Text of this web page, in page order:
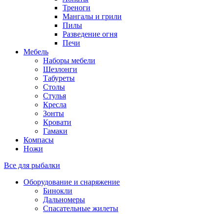
Треноги
Мангалы и грили
Пилы
Разведение огня
Печи
Мебель
Наборы мебели
Шезлонги
Табуреты
Столы
Стулья
Кресла
Зонты
Кровати
Гамаки
Компасы
Ножи
Все для рыбалки
Оборудование и снаряжение
Бинокли
Дальномеры
Спасательные жилеты